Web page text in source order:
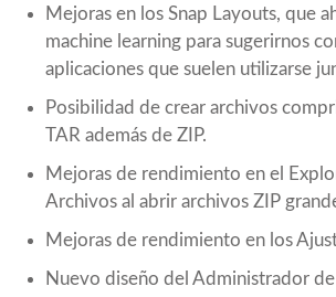
Mejoras en los Snap Layouts, que
machine learning para sugerirnos
aplicaciones que suelen utilizarse
Posibilidad de crear archivos
TAR además de ZIP.
Mejoras de rendimiento en el
Archivos al abrir archivos ZIP
Mejoras de rendimiento en los
Nuevo diseño del Administrador de